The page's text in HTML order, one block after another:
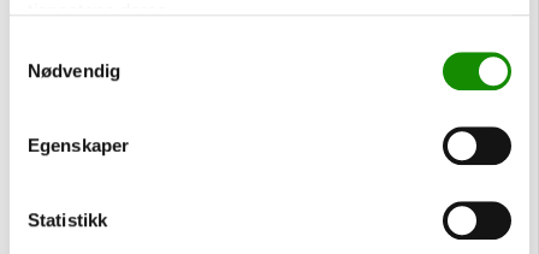
Nødvendig
Egenskaper
Statistikk